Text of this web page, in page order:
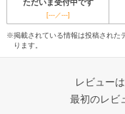
ただいま受付中です
[---／---]
※掲載されている情報は投稿された
ります。
レビュー
最初のレビ